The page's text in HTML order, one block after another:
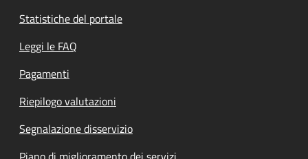
Statistiche del portale
Leggi le FAQ
Pagamenti
Riepilogo valutazioni
Segnalazione disservizio